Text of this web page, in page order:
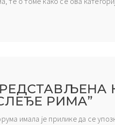
РИМАˮ
имала је прилике да се